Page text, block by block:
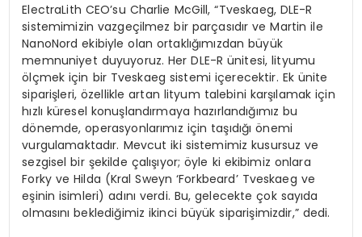
ElectraLith CEO’su Charlie McGill, “Tveskaeg, DLE-R
sistemimizin vazgeçilmez bir parçasıdır ve Martin ile
NanoNord ekibiyle olan ortaklığımızdan büyük
memnuniyet duyuyoruz. Her DLE-R ünitesi, lityumu
ölçmek için bir Tveskaeg sistemi içerecektir. Ek ünite
siparişleri, özellikle artan lityum talebini karşılamak için
hızlı küresel konuşlandırmaya hazırlandığımız bu
dönemde, operasyonlarımız için taşıdığı önemi
vurgulamaktadır. Mevcut iki sistemimiz kusursuz ve
sezgisel bir şekilde çalışıyor; öyle ki ekibimiz onlara
Forky ve Hilda (Kral Sweyn ‘Forkbeard’ Tveskaeg ve
eşinin isimleri) adını verdi. Bu, gelecekte çok sayıda
olmasını beklediğimiz ikinci büyük siparişimizdir,” dedi.